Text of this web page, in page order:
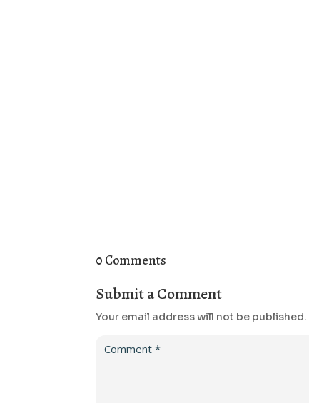
0 Comments
Submit a Comment
Your email address will not be published.